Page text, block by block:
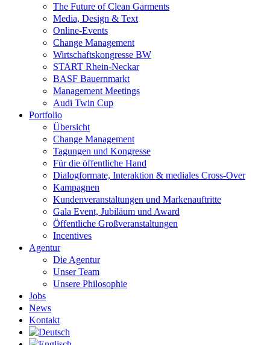
The Future of Clean Garments
Media, Design & Text
Online-Events
Change Management
Wirtschaftskongresse BW
START Rhein-Neckar
BASF Bauernmarkt
Management Meetings
Audi Twin Cup
Portfolio
Übersicht
Change Management
Tagungen und Kongresse
Für die öffentliche Hand
Dialogformate, Interaktion & mediales Cross-Over
Kampagnen
Kundenveranstaltungen und Markenauftritte
Gala Event, Jubiläum und Award
Öffentliche Großveranstaltungen
Incentives
Agentur
Die Agentur
Unser Team
Unsere Philosophie
Jobs
News
Kontakt